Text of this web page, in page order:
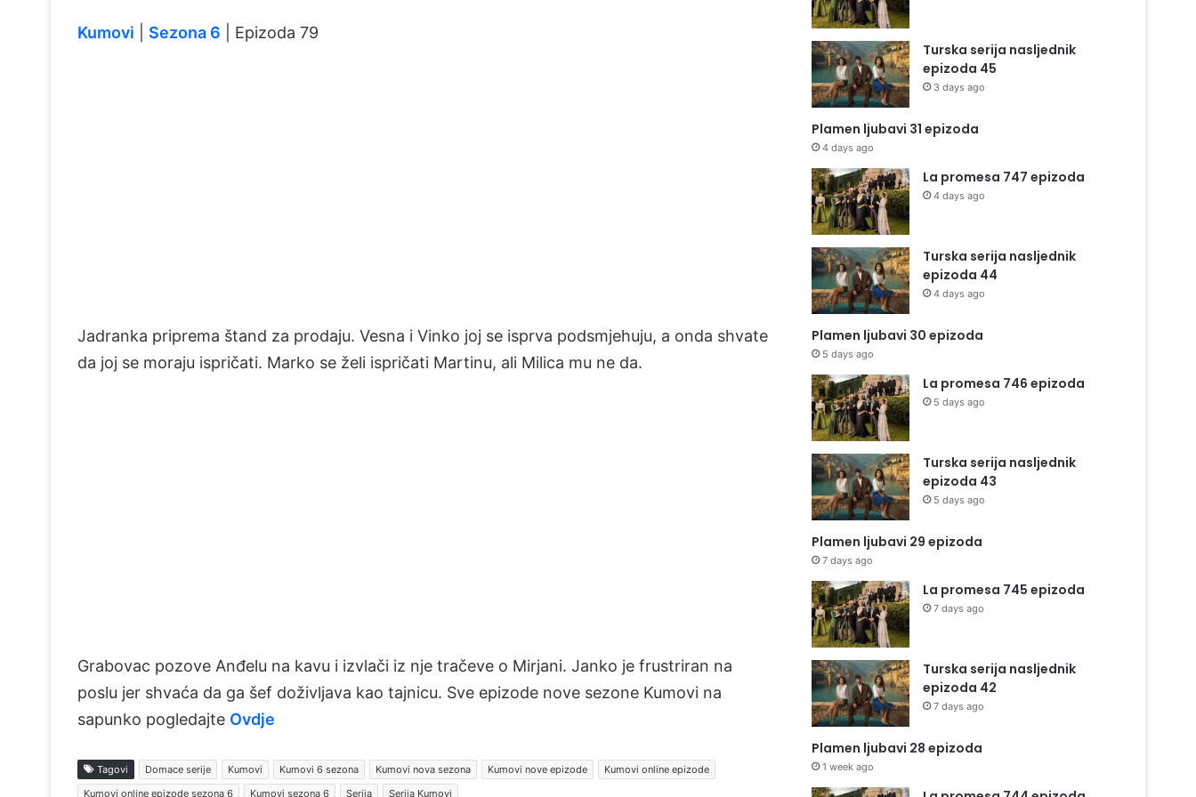
Kumovi Sezona 6 | Epizoda 79
Jadranka priprema štand za prodaju. Vesna i Vinko joj se isprva podsmjehuju, a onda shvate
da joj se moraju ispričati. Marko se želi ispričati Martinu, ali Milica mu ne da.
Grabovac pozove Anđelu na kavu i izvlači iz nje tračeve o Mirjani. Janko je frustriran na
poslu jer shvaća da ga šef doživljava kao tajnicu. Sve epizode nove sezone Kumovi na
sapunko pogledajte Ovdje
Tagovi Domace serije Kumovi Kumovi 6 sezona Kumovi nova sezona Kumovi nove epizode
Kumovi online epizode
Kumovi online epizode sezona 6
Kumovi sezona 6 Serija Serija Kumovi
Turska serija nasljednik
epizoda 45
3 days ago
Plamen ljubavi 31 epizoda
4 days ago
La promesa 747 epizoda
4 days ago
Turska serija nasljednik
epizoda 44
4 days ago
Plamen ljubavi 30 epizoda
5 days ago
La promesa 746 epizoda
5 days ago
Turska serija nasljednik
epizoda 43
5 days ago
Plamen ljubavi 29 epizoda
7 days ago
La promesa 745 epizoda
7 days ago
Turska serija nasljednik
epizoda 42
7 days ago
Plamen ljubavi 28 epizoda
1 week ago